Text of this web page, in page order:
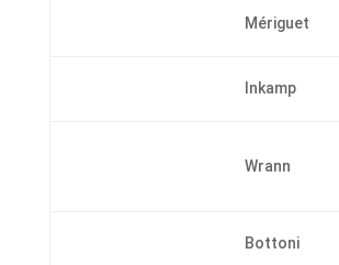
Mériguet
Inkamp
Wrann
Bottoni